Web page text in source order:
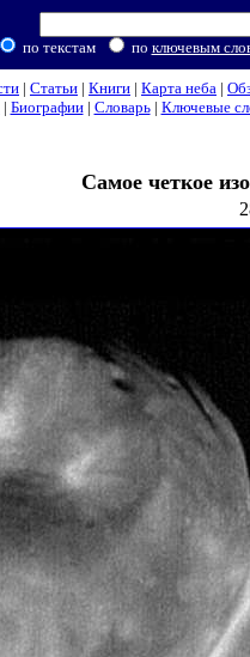
по текстам по ключевым
| Статьи | Книги | Карта неба |
| Биографии| Словарь| Ключевые
Самое четкое